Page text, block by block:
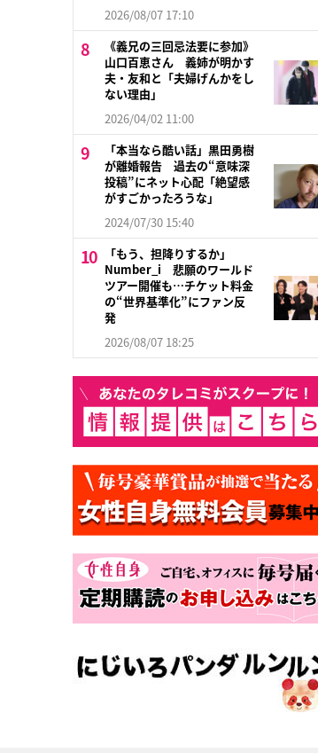
2026/08/07 17:10
《義兄の三回忌法要に参加》
山口百恵さん 義姉が明かす
夫・友和と「夫婦げんかをし
ない理由」
2026/04/02 11:00
「本当なら酷い話」黒田勇樹
が離婚報告 過去の“意味深
投稿”にネット心配「絶望感
がすごかったろうな」
2024/07/30 15:40
「もう、担降りするか」
Number_i 悲願のワールド
ツアー開催も…チケット料金
の“世界基準化”にファン反
発
2026/08/07 18:25